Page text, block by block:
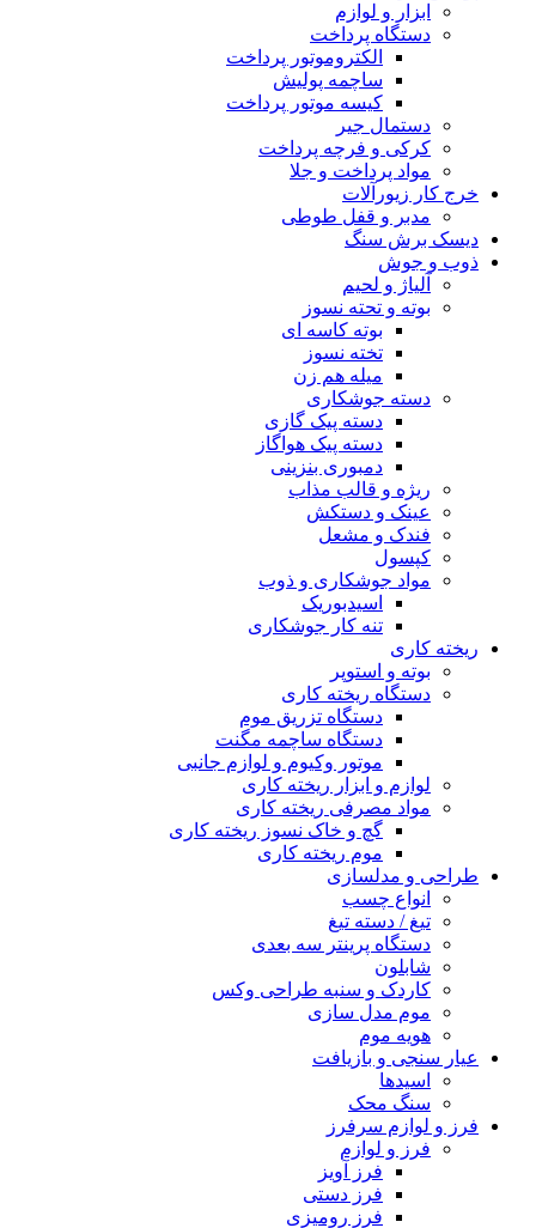
ابزار و لوازم
دستگاه پرداخت
الکتروموتور پرداخت
ساچمه پولیش
کیسه موتور پرداخت
دستمال جیر
کرکی و فرچه پرداخت
مواد پرداخت و جلا
خرج کار زیورآلات
مدبر و قفل طوطی
دیسک برش سنگ
ذوب و جوش
آلیاژ و لحیم
بوته و تحته نسوز
بوته کاسه ای
تخته نسوز
میله هم زن
دسته جوشکاری
دسته پیک گازی
دسته پیک هواگاز
دمبوری بنزینی
ریژه و قالب مذاب
عینک و دستکش
فندک و مشعل
کپسول
مواد جوشکاری و ذوب
اسیدبوریک
تنه کار جوشکاری
ریخته کاری
بوته و استوپر
دستگاه ریخته کاری
دستگاه تزریق موم
دستگاه ساچمه مگنت
موتور وکیوم و لوازم جانبی
لوازم و ابزار ریخته کاری
مواد مصرفی ریخته کاری
گچ و خاک نسوز ریخته کاری
موم ریخته کاری
طراحی و مدلسازی
انواع چسب
تیغ / دسته تیغ
دستگاه پرینتر سه بعدی
شابلون
کاردک و سنبه طراحی وکس
موم مدل سازی
هویه موم
عیار سنجی و بازیافت
اسیدها
سنگ محک
فرز و لوازم سرفرز
فرز و لوازم
فرز آویز
فرز دستی
فرز رومیزی